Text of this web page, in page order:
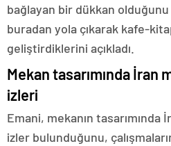
bağlayan bir dükkan
buradan yola çıkarak kafe-
geliştirdiklerini açıkladı.
Mekan tasarımında İran
izleri
Emani, mekanın tasarımında
izler bulunduğunu,